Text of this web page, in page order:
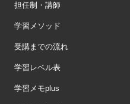
担任制・講師
学習メソッド
受講までの流れ
学習レベル表
学習メモplus